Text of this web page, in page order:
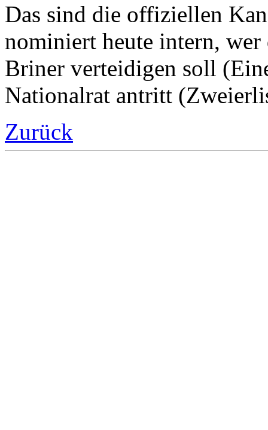
Das sind die offiziellen
nominiert heute intern, wer
Briner verteidigen soll
Nationalrat antritt
Zurück